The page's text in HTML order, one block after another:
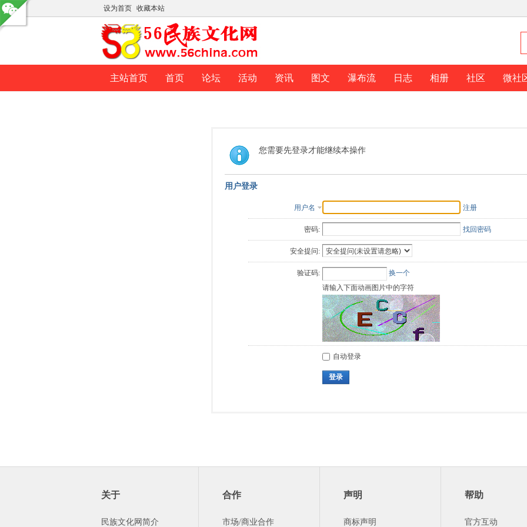
设为首页 收藏本站
主站首页 首页 论坛 活动 资讯 图文 瀑布流 日志 相册 社区 微社
您需要先登录才能继续本操作
用户登录
用户名 注册
密码: 找回密码
安全提问:
验证码:
换一个
请输入下面动画图片中的字符
自动登录
登录
关于
民族文化网简介
合作
市场/商业合作
声明
商标声明
帮助
官方互动